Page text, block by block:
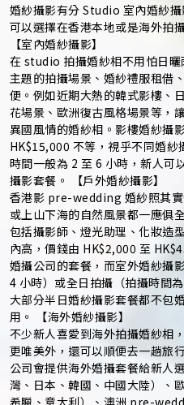
婚紗攝影有分 Studio 室內婚紗
可以選擇在香港本地或是海外拍
【室內婚紗攝影】
在 studio 拍攝婚紗相不用怕日
主題的拍攝場景、婚紗禮服租借
便。例如近期大熱的韓式影樓、
花場景、歐洲復古風格場景等，
異國風情的婚紗相。影樓婚紗攝
HK$15,000 不等，視乎不同婚
時間一般為 2 至 6 小時，新人可
攝影套餐。 【戶外婚紗攝影】
香港影 pre-wedding 婚紗照其
或上山下海的自然風景都一應俱
包括攝影師、燈光助理、化妝造
內高，價錢由 HK$2,000 至
婚攝公司的套餐，而室外婚紗攝
4 小時）或全日拍攝（拍攝時間
大部分半日婚紗攝影套餐都不包
用。 【海外婚紗攝影】
不少新人喜愛到海外拍攝婚紗相
更唯美外，還可以順便去一趟旅
公司會提供海外婚攝套餐給新人
灣、日本、韓國、中國大陸）、
希臘、意大利）、澳洲 pre-